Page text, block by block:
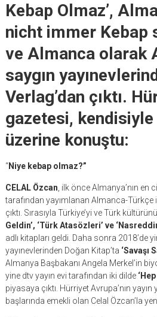
Kebap Olmaz’,
nicht immer Kebap
ve Almanca olarak
saygın
Verlag’dan çıktı.
gazetesi, kendisiyle
üzerine konuştu:
“Niye kebap olmaz?”
CELAL Özcan , ilk önce Almanya’nın en
tarafından yayımlanan Almanca-Türkçe
çıktı. Sırasıyla Türkiye’yi ve Türk
Geldin’, ‘Türk Atasözleri’ ve
adlı kitapları geldi. Daha sonra 2018’de
yayınevlerinden Doğan Kitap’ta ‘Savaşı
Almanya Başbakanı Angela Merkel’in
yine dtv yayın evi tarafından iki dilde
piyasaya çıktı. Hürriyet Avrupa’nın
başlarında emekli olan Celal Özcan’la